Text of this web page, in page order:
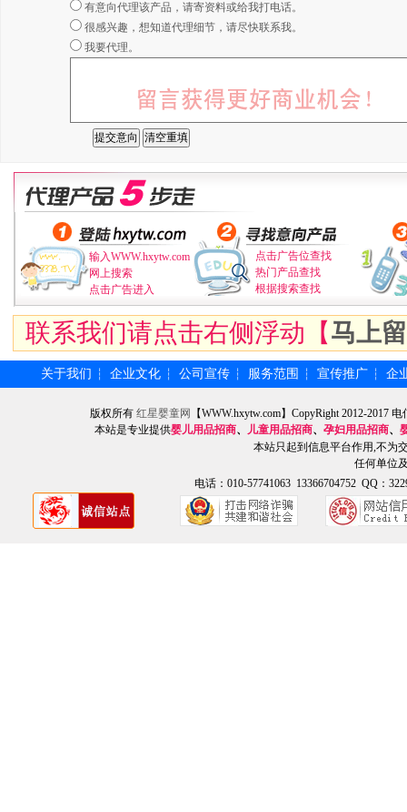
有意向代理该产品，请寄资料或给我打电话。
很感兴趣，想知道代理细节，请尽快联系我。
我要代理。
输入WWW.hxytw.com
网上搜索
点击广告进入
点击广告位查找
热门产品查找
根据搜索查找
联系我们请点击右侧浮动【马上
关于我们 ┆ 企业文化 ┆ 公司宣传 ┆ 服务范围 ┆ 宣传推广 ┆ 企
版权所有 红星婴童网
【WWW.hxytw.com】CopyRight 2012-2017
本站是专业提供婴儿用品招商、 儿童用品招商、 孕妇用品招商、
本站只起到信息平台作用,不为
任何单位
电话：010-57741063 13366704752 QQ：